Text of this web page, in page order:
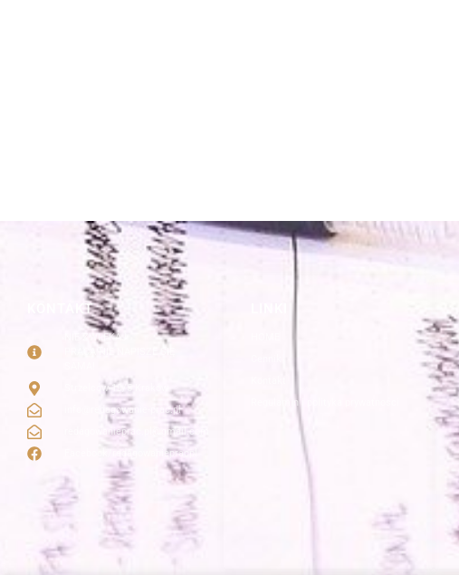
KONTAKT
NIE ZWLEKAJ
Strzelców 19/5 Kraków
info@redagowanie-prac.pl
redagowanieprac.pl@gmail.com
Facebook/redagowaniepracpl
Regulamin i polityka prywatności